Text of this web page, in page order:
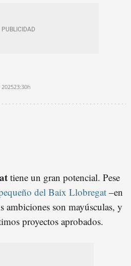
23:30h
tiene un gran potencial. Pese
del Baix Llobregat –en
ambiciones son mayúsculas, y
proyectos aprobados.